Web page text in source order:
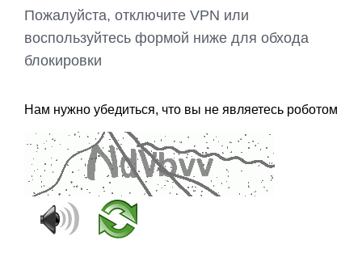
Пожалуйста, отключите VPN или
воспользуйтесь формой ниже для обхода
блокировки
Нам нужно убедиться, что вы не являетесь роботом